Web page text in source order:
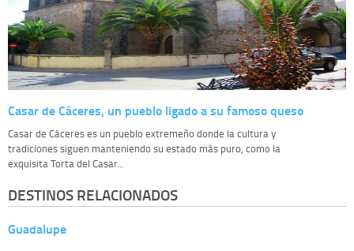
Casar de Cáceres, un pueblo ligado a su famoso queso
Casar de Cáceres es un pueblo extremeño donde la cultura y
tradiciones siguen manteniendo su estado más puro, como la
exquisita Torta del Casar...
DESTINOS RELACIONADOS
Guadalupe